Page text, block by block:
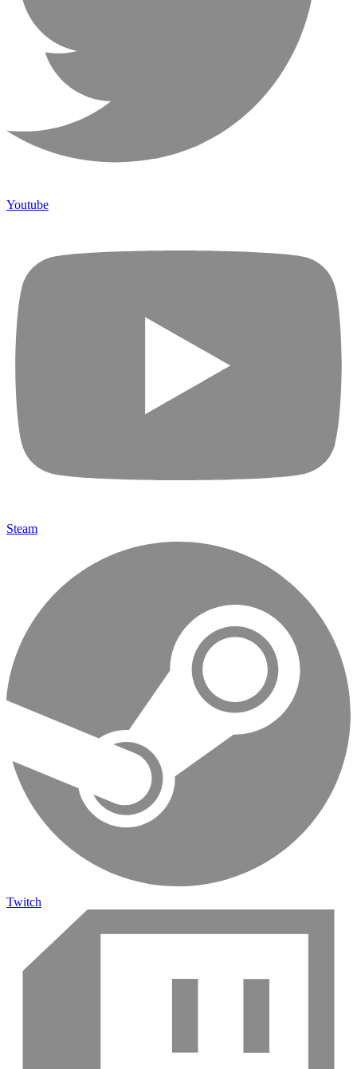
Youtube
Steam
Twitch